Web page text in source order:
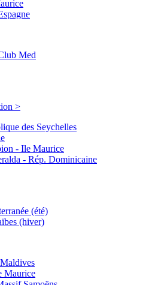
Med
>
des Seychelles
- Ile Maurice
- Rép. Dominicaine
(été)
(hiver)
Maurice